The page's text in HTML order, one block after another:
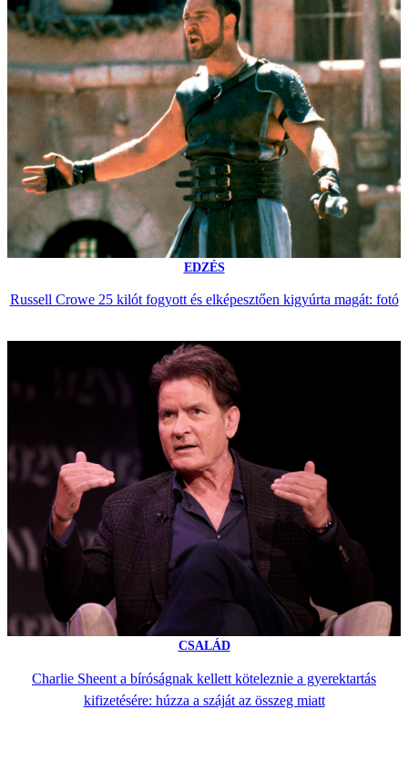
EDZÉS
Russell Crowe 25 kilót fogyott és elképesztően kigyúrta magát: fotó
CSALÁD
Charlie Sheent a bíróságnak kellett köteleznie a gyerektartás
kifizetésére: húzza a száját az összeg miatt